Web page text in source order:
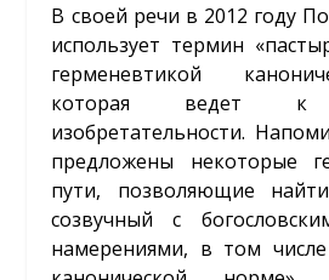
В своей речи в 2012 году
использует термин
герменевтикой
которая ведет к
изобретательности.
предложены некоторые
пути, позволяющие
созвучный с
намерениями, в том